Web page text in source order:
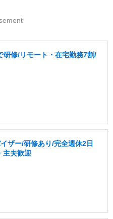
修/リモート・在宅勤務7割/
ザー/研修あり/完全週休2日
主夫歓迎